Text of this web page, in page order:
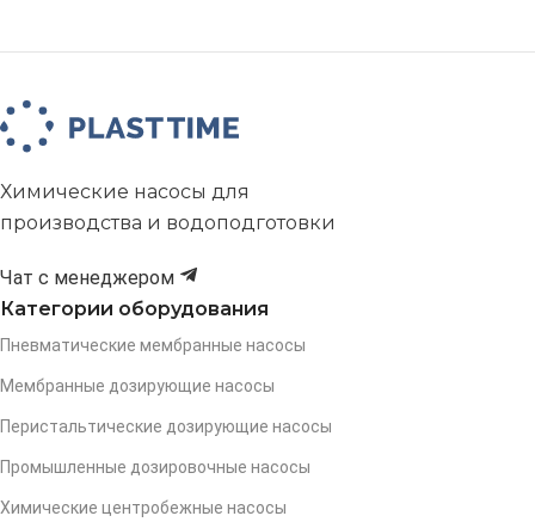
Химические насосы для
производства и водоподготовки
Чат с менеджером
Категории оборудования
Пневматические мембранные насосы
Мембранные дозирующие насосы
Перистальтические дозирующие насосы
Промышленные дозировочные насосы
Химические центробежные насосы